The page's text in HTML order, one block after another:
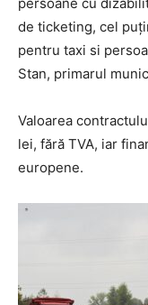
persoane cu
de ticketing, cel
pentru taxi si
Stan, primarul
Valoarea
lei, fără TVA, iar
europene.